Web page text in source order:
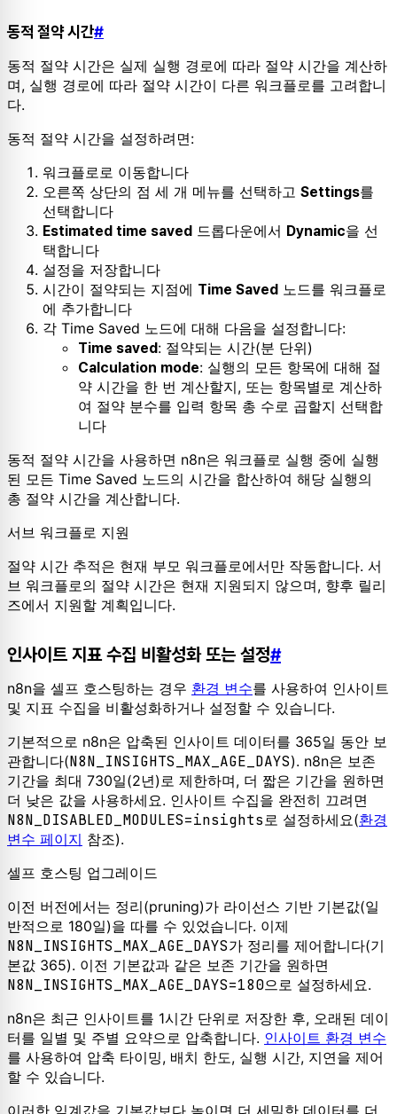
동적 절약 시간#
동적 절약 시간은 실제 실행 경로에 따라 절약 시간을 계산하
며, 실행 경로에 따라 절약 시간이 다른 워크플로를 고려합니
다.
동적 절약 시간을 설정하려면:
워크플로로 이동합니다
오른쪽 상단의 점 세 개 메뉴를 선택하고 Settings를
선택합니다
Estimated time saved 드롭다운에서 Dynamic을 선
택합니다
설정을 저장합니다
시간이 절약되는 지점에 Time Saved 노드를 워크플로
에 추가합니다
각 Time Saved 노드에 대해 다음을 설정합니다:
Time saved: 절약되는 시간(분 단위)
Calculation mode: 실행의 모든 항목에 대해 절
약 시간을 한 번 계산할지, 또는 항목별로 계산하
여 절약 분수를 입력 항목 총 수로 곱할지 선택합
니다
동적 절약 시간을 사용하면 n8n은 워크플로 실행 중에 실행
된 모든 Time Saved 노드의 시간을 합산하여 해당 실행의
총 절약 시간을 계산합니다.
서브 워크플로 지원
절약 시간 추적은 현재 부모 워크플로에서만 작동합니다. 서
브 워크플로의 절약 시간은 현재 지원되지 않으며, 향후 릴리
즈에서 지원할 계획입니다.
인사이트 지표 수집 비활성화 또는 설정#
n8n을 셀프 호스팅하는 경우 환경 변수를 사용하여 인사이트
및 지표 수집을 비활성화하거나 설정할 수 있습니다.
기본적으로 n8n은 압축된 인사이트 데이터를 365일 동안 보
관합니다(N8N_INSIGHTS_MAX_AGE_DAYS). n8n은 보존
기간을 최대 730일(2년)로 제한하며, 더 짧은 기간을 원하면
더 낮은 값을 사용하세요. 인사이트 수집을 완전히 끄려면
N8N_DISABLED_MODULES=insights로 설정하세요(환경
변수 페이지 참조).
셀프 호스팅 업그레이드
이전 버전에서는 정리(pruning)가 라이선스 기반 기본값(일
반적으로 180일)을 따를 수 있었습니다. 이제
N8N_INSIGHTS_MAX_AGE_DAYS가 정리를 제어합니다(기
본값 365). 이전 기본값과 같은 보존 기간을 원하면
N8N_INSIGHTS_MAX_AGE_DAYS=180으로 설정하세요.
n8n은 최근 인사이트를 1시간 단위로 저장한 후, 오래된 데이
터를 일별 및 주별 요약으로 압축합니다. 인사이트 환경 변수
를 사용하여 압축 타이밍, 배치 한도, 실행 시간, 지연을 제어
할 수 있습니다.